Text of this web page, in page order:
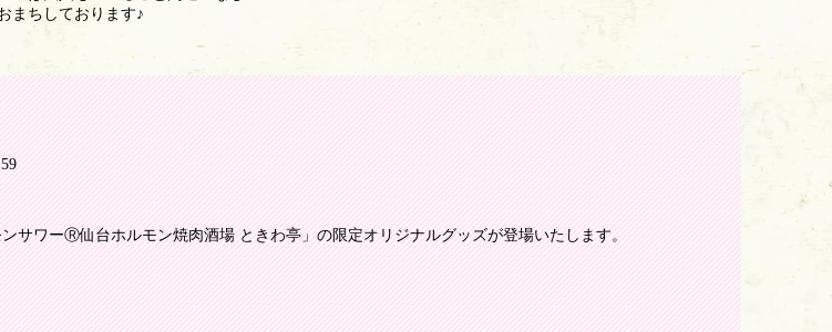
まちしております♪
サワーⓇ仙台ホルモン焼肉酒場 ときわ亭」の限定オリジナルグッズが登場いたします。